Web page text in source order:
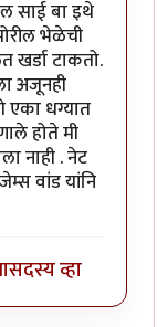
साई बा इथे
भेळेची
टाकतो.
अजूनही
एका धग्यात
होते मी
नाही . नेट
वांड यांनि
सदस्य व्हा